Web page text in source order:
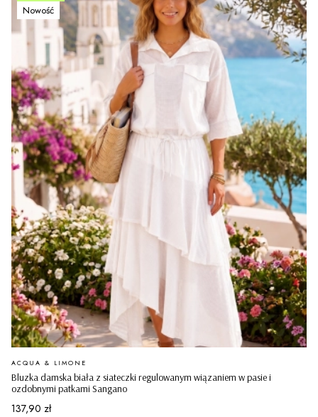
Nowość
Bluzka damska biała z siateczki regulowanym wiązaniem w pasie i
ozdobnymi patkami Sangano
PRODUCENT
ACQUA & LIMONE
Cena
137,90 zł